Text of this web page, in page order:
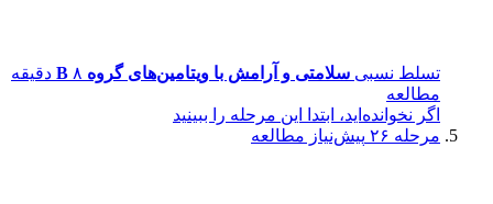
تسلط نسبی سلامتی و آرامش با ویتامین‌های گروه B
۸ دقیقه
مطالعه
اگر نخوانده‌اید، ابتدا این مرحله را ببینید
مرحله ۲۶
پیش‌نیاز مطالعه